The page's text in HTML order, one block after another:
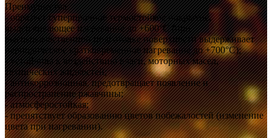
Преимущества:
- образует суперпрочное термостойкое покрытие,
выдерживающее нагревание до +600°С (при
высококачественной подготовке поверхности выдерживает
периодическое кратковременное нагревание до +700°С);
- устойчива к воздействию влаги, моторных масел,
технических жидкостей;
- антикоррозионная, предотвращает появление и
распространение ржавчины;
- атмосферостойкая;
- препятствует образованию цветов побежалостей (изменение
цвета при нагревании).